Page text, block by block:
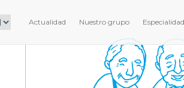
Actualidad Nuestro grupo